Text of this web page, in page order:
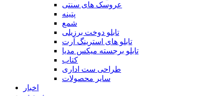
عروسک های سنتی
پتینه
شمع
تابلو دوخت برزیلی
تابلو های استرینگ آرت
تابلو برجسته میکس مدیا
کتاب
طراحی ست اداری
سایر محصولات
اخبار